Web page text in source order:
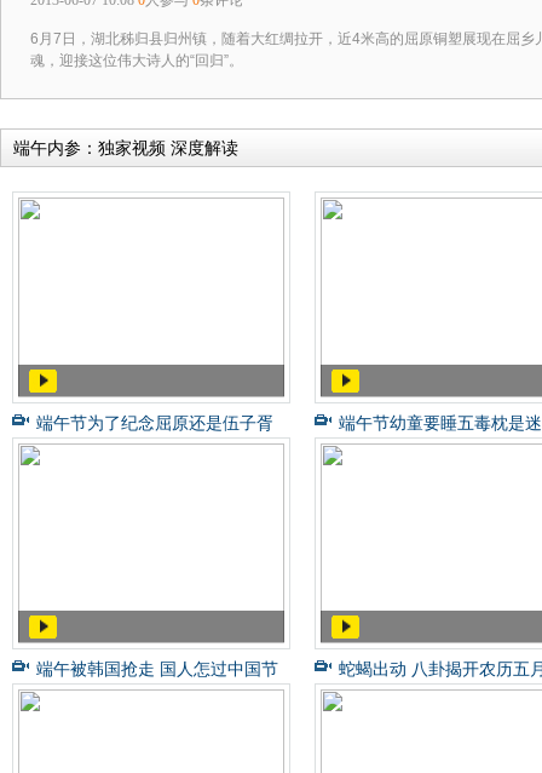
6月7日，湖北秭归县归州镇，随着大红绸拉开，近4米高的屈原铜塑展现在屈
魂，迎接这位伟大诗人的“回归”。
端午内参：独家视频 深度解读
端午节为了纪念屈原还是伍子胥 端午节幼童要睡五毒枕是
端午被韩国抢走 国人怎过中国节 蛇蝎出动 八卦揭开农历五